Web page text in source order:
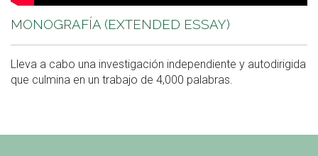
MONOGRAFÍA (EXTENDED ESSAY)
Lleva a cabo una investigación independiente y autodirigida
que culmina en un trabajo de 4,000 palabras.